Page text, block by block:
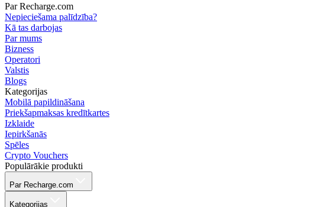
Par Recharge.com
Nepieciešama palīdzība?
Kā tas darbojas
Par mums
Bizness
Operatori
Valstis
Blogs
Kategorijas
Mobilā papildināšana
Priekšapmaksas kredītkartes
Izklaide
Iepirkšanās
Spēles
Crypto Vouchers
Populārākie produkti
Par Recharge.com
Kategorijas